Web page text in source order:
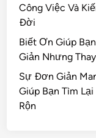
Công Việc Và
Đời
Biết Ơn Giúp
Giản Nhưng
Sự Đơn Giản
Giúp Bạn Tìm
Rộn